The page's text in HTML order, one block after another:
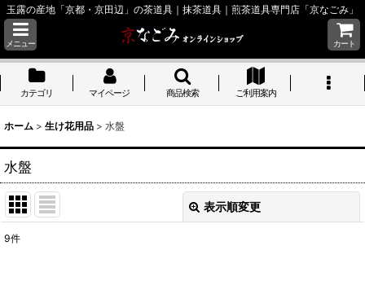
玉露の産地「京都・京田辺」の茶道具｜抹茶道具｜煎茶道具専門店「京なごみ」
メニュー カート
カテゴリ マイページ 商品検索 ご利用案内
ホーム > 生け花用品 > 水盤
水盤
表示順変更
9件